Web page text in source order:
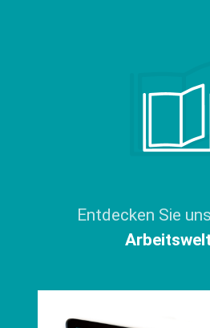
Entdecken Sie